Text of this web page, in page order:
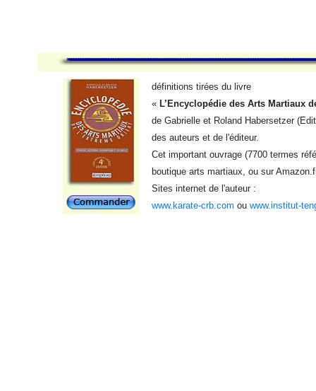
définitions tirées du livre
« L’Encyclopédie des Arts Martiaux
de Gabrielle et Roland Habersetzer
des auteurs et de l'éditeur.
Cet important ouvrage (7700 termes
boutique arts martiaux, ou sur
Sites internet de l'auteur :
www.karate-crb.com ou www.institut-